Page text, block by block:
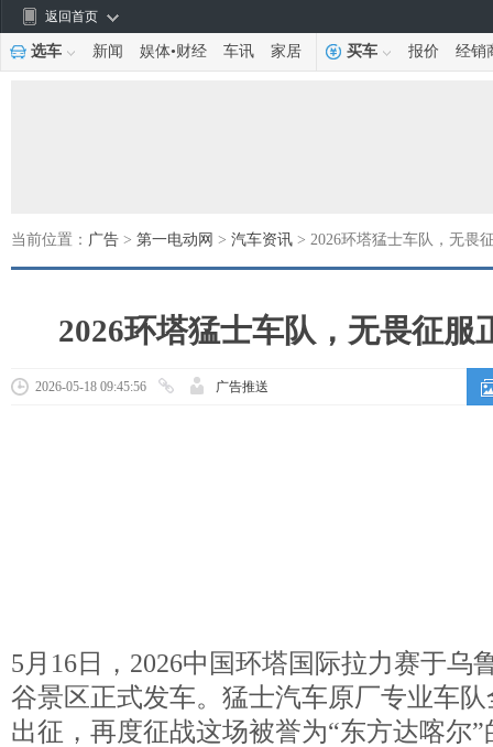
返回首页
选车 新闻 娱体•财经 车讯 家居 买车 报价 经销
当前位置： 广告 > 第一电动网 > 汽车资讯 > 2026环塔猛士车队，无畏
2026环塔猛士车队，无畏征服
2026-05-18 09:45:56 广告推送
5月16日，2026中国环塔国际拉力赛于乌
谷景区正式发车。猛士汽车原厂专业车
出征，再度征战这场被誉为“东方达喀尔